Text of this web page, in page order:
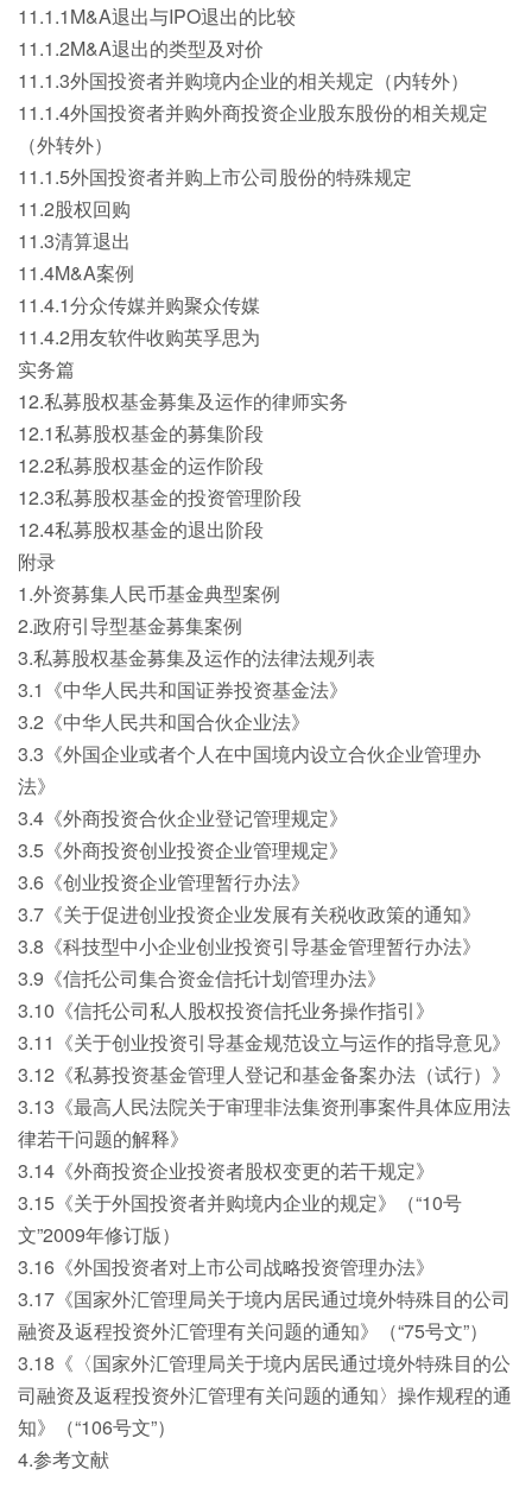
11.1.1M&A退出与IPO退出的比较
11.1.2M&A退出的类型及对价
11.1.3外国投资者并购境内企业的相关规定（内转外）
11.1.4外国投资者并购外商投资企业股东股份的相关规定
（外转外）
11.1.5外国投资者并购上市公司股份的特殊规定
11.2股权回购
11.3清算退出
11.4M&A案例
11.4.1分众传媒并购聚众传媒
11.4.2用友软件收购英孚思为
实务篇
12.私募股权基金募集及运作的律师实务
12.1私募股权基金的募集阶段
12.2私募股权基金的运作阶段
12.3私募股权基金的投资管理阶段
12.4私募股权基金的退出阶段
附录
1.外资募集人民币基金典型案例
2.政府引导型基金募集案例
3.私募股权基金募集及运作的法律法规列表
3.1《中华人民共和国证券投资基金法》
3.2《中华人民共和国合伙企业法》
3.3《外国企业或者个人在中国境内设立合伙企业管理办
法》
3.4《外商投资合伙企业登记管理规定》
3.5《外商投资创业投资企业管理规定》
3.6《创业投资企业管理暂行办法》
3.7《关于促进创业投资企业发展有关税收政策的通知》
3.8《科技型中小企业创业投资引导基金管理暂行办法》
3.9《信托公司集合资金信托计划管理办法》
3.10《信托公司私人股权投资信托业务操作指引》
3.11《关于创业投资引导基金规范设立与运作的指导意见》
3.12《私募投资基金管理人登记和基金备案办法（试行）》
3.13《最高人民法院关于审理非法集资刑事案件具体应用法
律若干问题的解释》
3.14《外商投资企业投资者股权变更的若干规定》
3.15《关于外国投资者并购境内企业的规定》（“10号
文”2009年修订版）
3.16《外国投资者对上市公司战略投资管理办法》
3.17《国家外汇管理局关于境内居民通过境外特殊目的公司
融资及返程投资外汇管理有关问题的通知》（“75号文”）
3.18《〈国家外汇管理局关于境内居民通过境外特殊目的公
司融资及返程投资外汇管理有关问题的通知〉操作规程的通
知》（“106号文”）
4.参考文献